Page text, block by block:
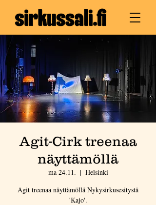
Agit-Cirk treenaa
näyttämöllä
ma 24.11.
  |
Helsinki
Agit treenaa näyttämöllä Nykysirkusesitystä
'Kajo'.